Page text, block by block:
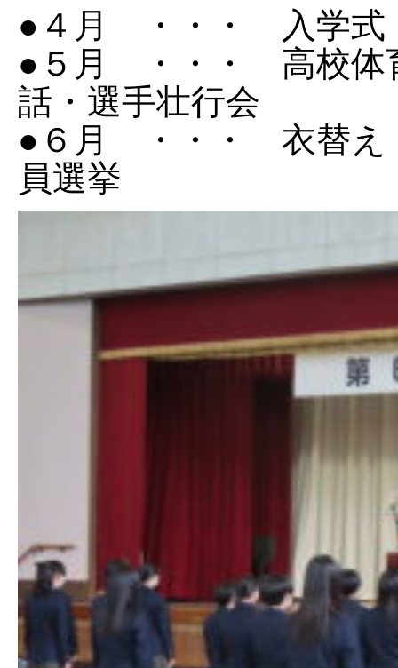
●４月 ・・・ 入学式
●５月 ・・・ 高校体
話・選手壮行会
●６月 ・・・ 衣替え
員選挙